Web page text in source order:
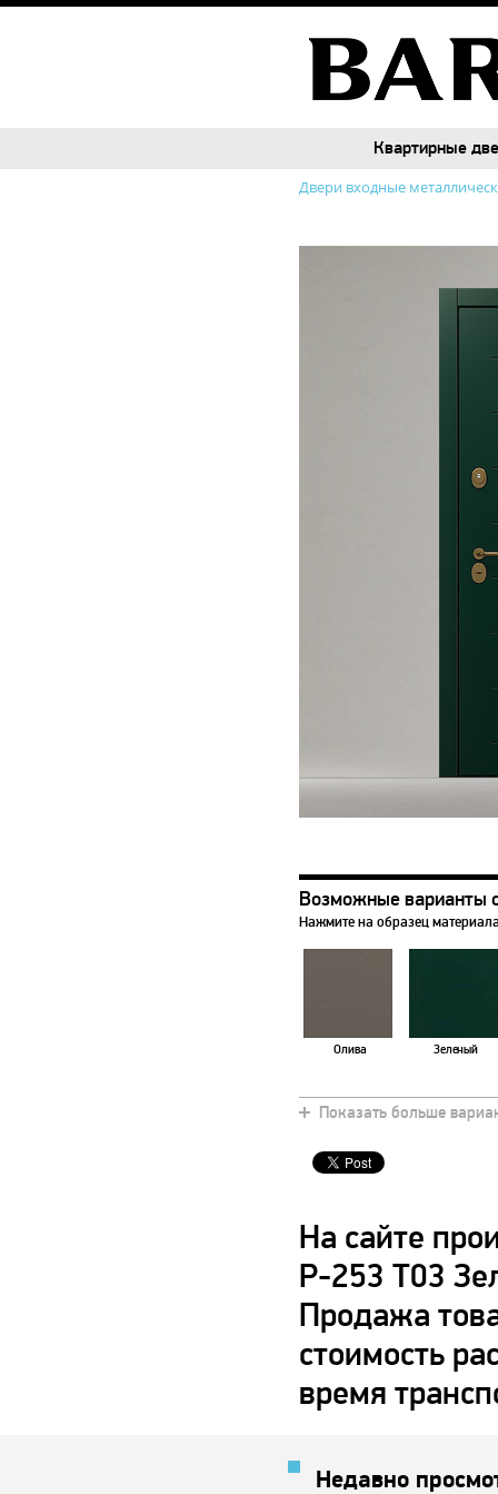
Квартирные
Квартирные
Двери входные
Возможные варианты
Нажмите на образец
Олива Зеленый
Коричневый
Показать больше
На сайте
P-253 T03
Продажа
стоимость
время
Недавно